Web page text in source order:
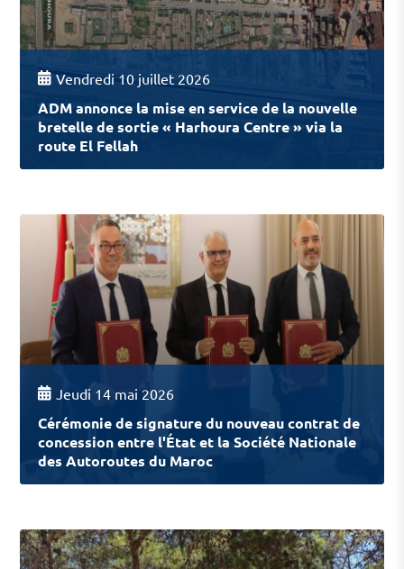
Vendredi 10 juillet 2026
ADM annonce la mise en service de la nouvelle
bretelle de sortie « Harhoura Centre » via la
route El Fellah
Jeudi 14 mai 2026
Cérémonie de signature du nouveau contrat de
concession entre l'État et la Société Nationale
des Autoroutes du Maroc